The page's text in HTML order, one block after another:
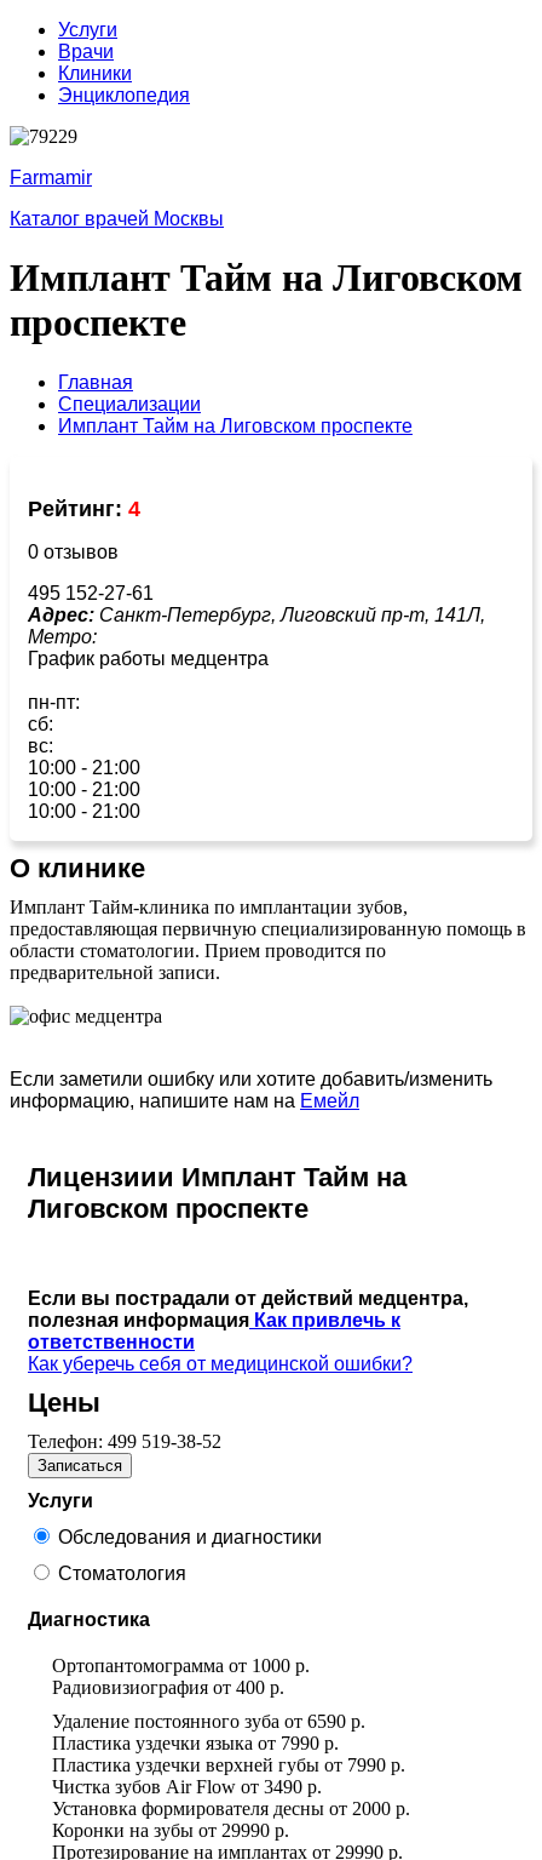
Услуги
Врачи
Клиники
Энциклопедия
Farmamir
Каталог врачей Москвы
Имплант Тайм на Лиговском
проспекте
Главная
Специализации
Имплант Тайм на Лиговском проспекте
Рейтинг: 4
0 отзывов
495 152-27-61
Адрес: Санкт-Петербург, Лиговский пр-т, 141Л,
Метро:
График работы медцентра
пн-пт:
сб:
вс:
10:00 - 21:00
10:00 - 21:00
10:00 - 21:00
О клинике
Имплант Тайм-клиника по имплантации зубов,
предоставляющая первичную специализированную помощь в
области стоматологии. Прием проводится по
предварительной записи.
Если заметили ошибку или хотите добавить/изменить
информацию, напишите нам на Емейл
Лицензиии Имплант Тайм на
Лиговском проспекте
Если вы пострадали от действий медцентра,
полезная информация Как привлечь к
ответственности
Как уберечь себя от медицинской ошибки?
Цены
Телефон: 499 519-38-52
Записаться
Услуги
Обследования и диагностики
Стоматология
Диагностика
Ортопантомограмма от 1000 р.
Радиовизиография от 400 р.
Удаление постоянного зуба от 6590 р.
Пластика уздечки языка от 7990 р.
Пластика уздечки верхней губы от 7990 р.
Чистка зубов Air Flow от 3490 р.
Установка формирователя десны от 2000 р.
Коронки на зубы от 29990 р.
Протезирование на имплантах от 29990 р.